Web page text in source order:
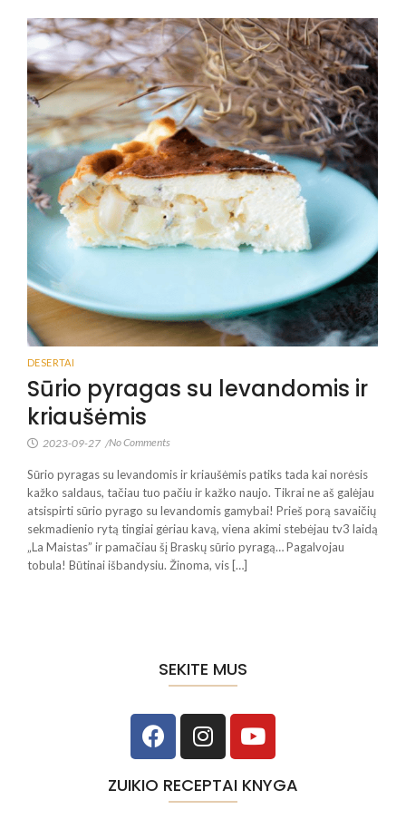
DESERTAI
Sūrio pyragas su levandomis ir
kriaušėmis
2023-09-27 /No Comments
Sūrio pyragas su levandomis ir kriaušėmis patiks tada kai norėsis
kažko saldaus, tačiau tuo pačiu ir kažko naujo. Tikrai ne aš galėjau
atsispirti sūrio pyrago su levandomis gamybai! Prieš porą savaičių
sekmadienio rytą tingiai gėriau kavą, viena akimi stebėjau tv3 laidą
„La Maistas” ir pamačiau šį Braskų sūrio pyragą… Pagalvojau
tobula! Būtinai išbandysiu. Žinoma, vis […]
SEKITE MUS
ZUIKIO RECEPTAI KNYGA